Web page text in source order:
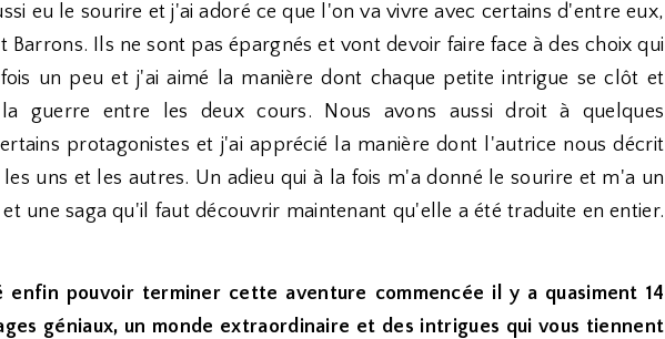
eu le sourire et j'ai adoré ce que l'on va vivre avec certains d'entre eux,
Barrons. Ils ne sont pas épargnés et vont devoir faire face à des choix qui
un peu et j'ai aimé la manière dont chaque petite intrigue se clôt et
guerre entre les deux cours. Nous avons aussi droit à quelques
protagonistes et j'ai apprécié la manière dont l'autrice nous décrit
uns et les autres. Un adieu qui à la fois m'a donné le sourire et m'a un
une saga qu'il faut découvrir maintenant qu'elle a été traduite en entier.
enfin pouvoir terminer cette aventure commencée il y a quasiment 14
géniaux, un monde extraordinaire et des intrigues qui vous tiennent